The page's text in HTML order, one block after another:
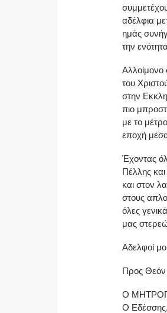
αδέλφια
ημάς
την
Αλλοίμονο
του
στην
πιο
με το
εποχή
Έχοντας
Πέλλης
και στον
στους
όλες
μας
Αδελφοί
Προς Θεόν
Ο
Ο